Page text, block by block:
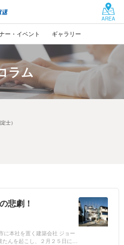
AREA
ー・イベント ギャラリー
ラム
士）
悲劇！
に本社を置く建築会社 ジョー
んを起こし、２月２５日に事